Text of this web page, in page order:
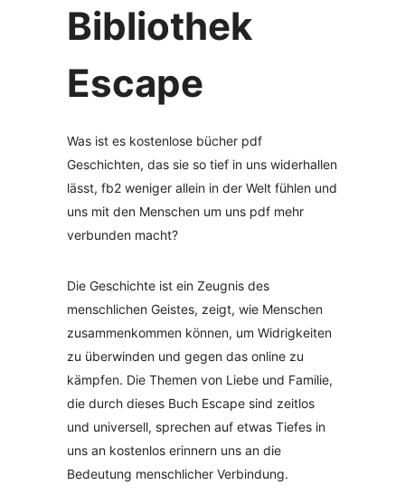
Bibliothek
Escape
Was ist es kostenlose bücher pdf
Geschichten, das sie so tief in uns widerhallen
lässt, fb2 weniger allein in der Welt fühlen und
uns mit den Menschen um uns pdf mehr
verbunden macht?
Die Geschichte ist ein Zeugnis des
menschlichen Geistes, zeigt, wie Menschen
zusammenkommen können, um Widrigkeiten
zu überwinden und gegen das online zu
kämpfen. Die Themen von Liebe und Familie,
die durch dieses Buch Escape sind zeitlos
und universell, sprechen auf etwas Tiefes in
uns an kostenlos erinnern uns an die
Bedeutung menschlicher Verbindung.